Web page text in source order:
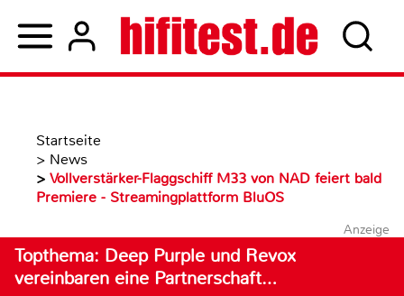
Startseite
> News
> Vollverstärker-Flaggschiff M33 von NAD feiert bald
Premiere - Streamingplattform BluOS
Anzeige
Topthema: Deep Purple und Revox
vereinbaren eine Partnerschaft…